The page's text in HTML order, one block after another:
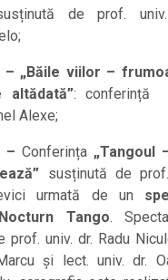
de prof.
– „Băile viilor –
altădată”:
Alexe;
– Conferința „Tangoul
susținută de
urmată de un
Tango.
prof. univ. dr. Radu
și lect. univ. dr.